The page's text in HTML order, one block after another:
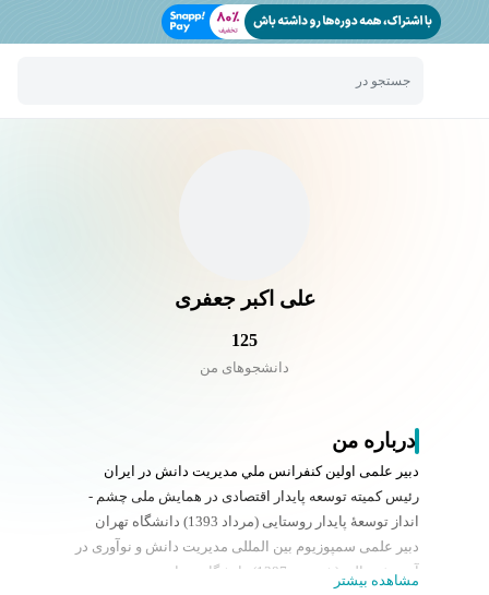
جستجو در
علی اکبر جعفری
125
دانشجو‌های من
درباره من
دبير علمی اولين كنفرانس ملي مديريت دانش در ايران
رئیس کمیته توسعه پایدار اقتصادی در همایش ملی چشم ­
انداز توسعۀ پایدار روستایی (مرداد 1393) دانشگاه تهران
دبیر علمی سمپوزیوم بین المللی مدیریت دانش و نوآوری در
آموزش عالی (شهریور 1387) دانشگاه تهران
مشاهده بیشتر